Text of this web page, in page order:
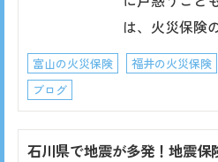
は、火災保険
富山の火災保険 福井の火災保険
ブログ
石川県で地震が多発！地震保